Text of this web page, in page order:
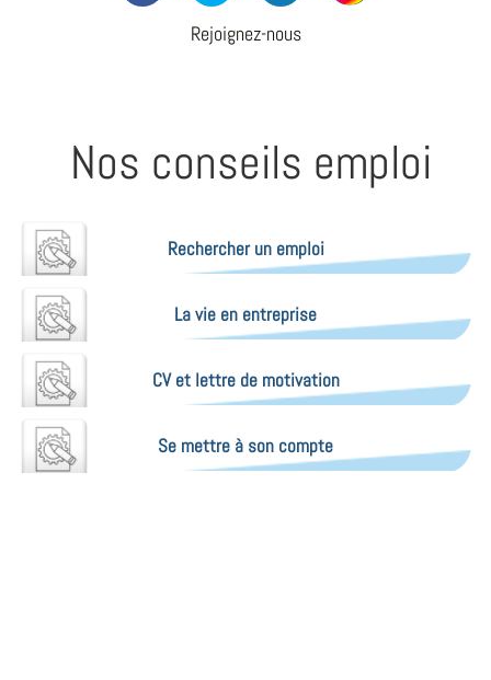
Rejoignez-nous
Nos conseils emploi
Rechercher un emploi
La vie en entreprise
CV et lettre de motivation
Se mettre à son compte